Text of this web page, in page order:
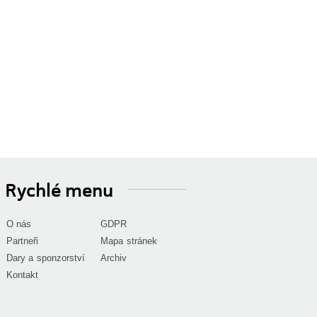
Rychlé menu
O nás
Partneři
Dary a sponzorství
Kontakt
GDPR
Mapa stránek
Archiv